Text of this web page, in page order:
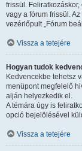
frissül.
vagy a fórum frissül.
vezérlőpult „Fórum
Vissza a tetejére
Hogyan tudok
Kedvencekbe tehetsz
menüpont megfelelő
alján helyezkedik el.
A témára úgy is
opció bejelölésével
Vissza a tetejére